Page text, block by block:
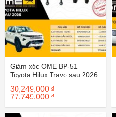
Giảm xóc OME BP-51 –
Toyota Hilux Travo sau 2026
30,249,000 ₫ –
77,749,000 ₫
từ